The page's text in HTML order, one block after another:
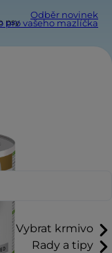
Odběr novinek
pro vašeho mazlíčka
Vybrat krmivo
Rady a tipy
psy